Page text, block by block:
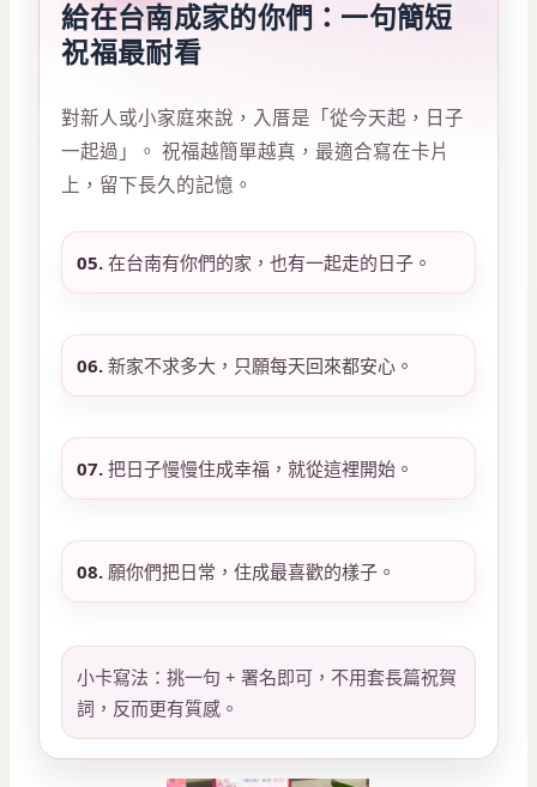
給在台南成家的你們：一句簡短
祝福最耐看
對新人或小家庭來說，入厝是「從今天起，日子
一起過」。 祝福越簡單越真，最適合寫在卡片
上，留下長久的記憶。
05. 在台南有你們的家，也有一起走的日子。
06. 新家不求多大，只願每天回來都安心。
07. 把日子慢慢住成幸福，就從這裡開始。
08. 願你們把日常，住成最喜歡的樣子。
小卡寫法：挑一句 + 署名即可，不用套長篇祝賀
詞，反而更有質感。